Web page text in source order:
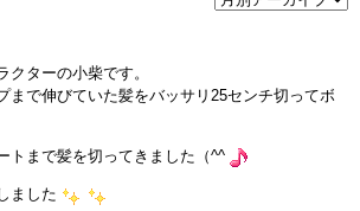
クターの小柴です。
まで伸びていた髪をバッサリ25センチ切ってボ
トまで髪を切ってきました（^^
ました
よくあるご質問
エビデンス
お客様の声